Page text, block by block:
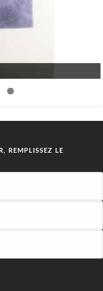
REMPLISSEZ LE